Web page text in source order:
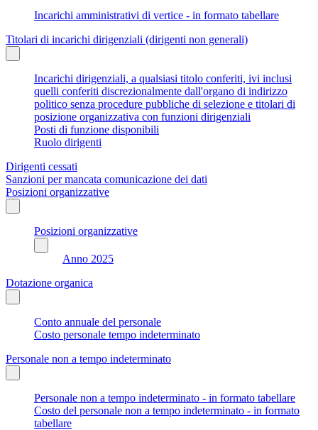
Incarichi amministrativi di vertice - in formato tabellare
Titolari di incarichi dirigenziali (dirigenti non generali)
Incarichi dirigenziali, a qualsiasi titolo conferiti, ivi inclusi
quelli conferiti discrezionalmente dall'organo di indirizzo
politico senza procedure pubbliche di selezione e titolari di
posizione organizzativa con funzioni dirigenziali
Posti di funzione disponibili
Ruolo dirigenti
Dirigenti cessati
Sanzioni per mancata comunicazione dei dati
Posizioni organizzative
Posizioni organizzative
Anno 2025
Dotazione organica
Conto annuale del personale
Costo personale tempo indeterminato
Personale non a tempo indeterminato
Personale non a tempo indeterminato - in formato tabellare
Costo del personale non a tempo indeterminato - in formato
tabellare